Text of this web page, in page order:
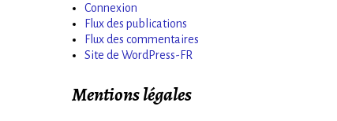
Connexion
Flux des publications
Flux des commentaires
Site de WordPress-FR
Mentions légales